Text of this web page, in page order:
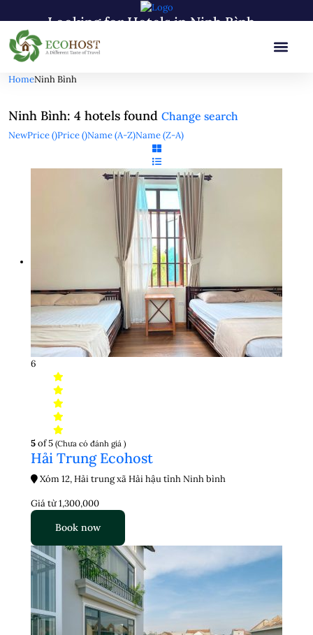
Looking for Hotels in Ninh Bình...
it will take a couple of seconds
HomeNinh Bình
Ninh Bình: 4 hotels found Change search
NewPrice ()Price ()Name (A-Z)Name (Z-A)
6
5of 5 (Chưa có đánh giá )
Hải Trung Ecohost
Xóm 12, Hải trung xã Hải hậu tỉnh Ninh bình
Giá từ1,300,000
Book now